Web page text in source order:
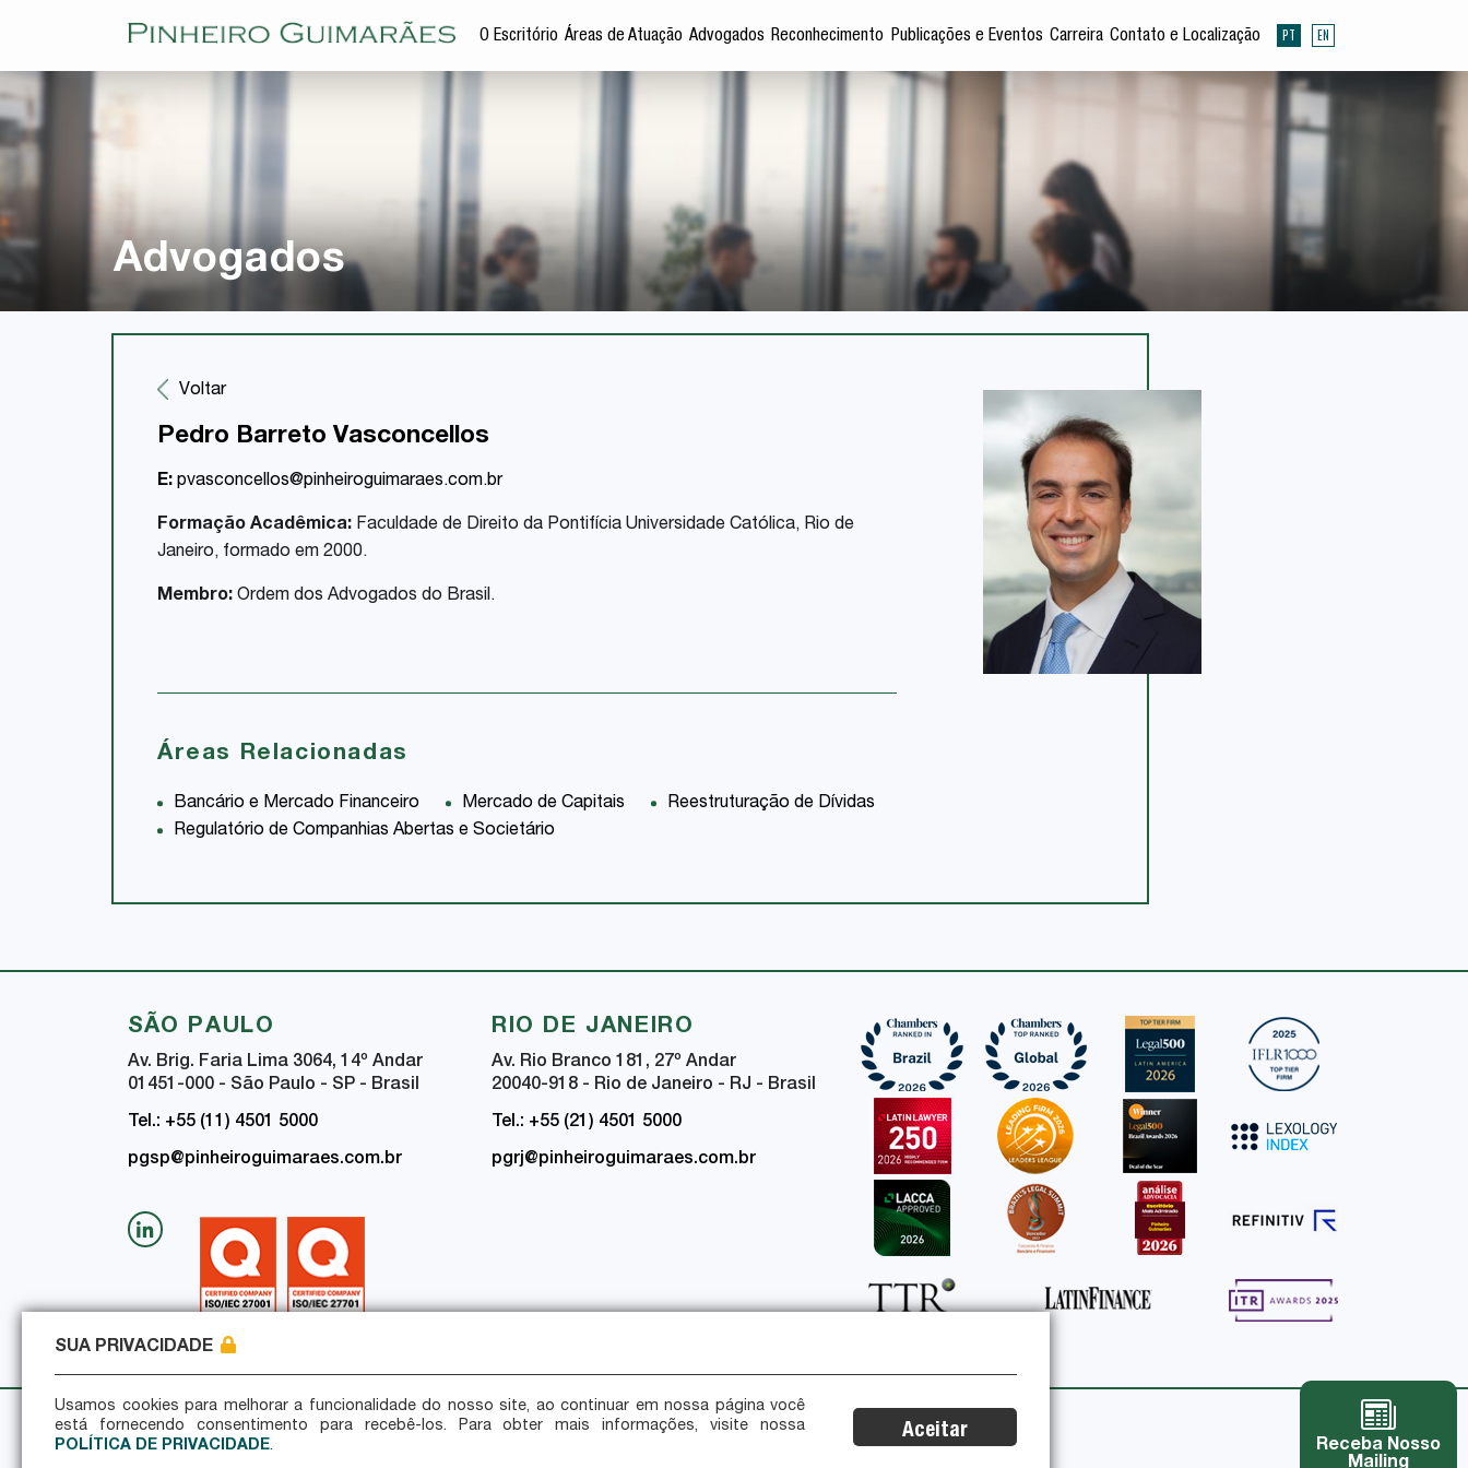
O Escritório Áreas de Atuação Advogados Reconhecimento Publicações e Eventos Carreira Contato e Localização PT EN
Advogados
Voltar
Pedro Barreto Vasconcellos
E: pvasconcellos@pinheiroguimaraes.com.br
Formação Acadêmica: Faculdade de Direito da Pontifícia Universidade Católica, Rio de
Janeiro, formado em 2000.
Membro: Ordem dos Advogados do Brasil.
Áreas Relacionadas
Bancário e Mercado Financeiro Mercado de Capitais
Reestruturação de Dívidas
Regulatório de Companhias Abertas e Societário
SÃO PAULO
Av. Brig. Faria Lima 3064, 14º Andar
01451-000 - São Paulo - SP - Brasil
Tel.: +55 (11) 4501 5000
pgsp@pinheiroguimaraes.com.br
RIO DE JANEIRO
Av. Rio Branco 181, 27º Andar
20040-918 - Rio de Janeiro - RJ - Brasil
Tel.: +55 (21) 4501 5000
pgrj@pinheiroguimaraes.com.br
Política de Privacidade Política de Segurança da Informação Certificações de Segurança e Privacidade
Receba Nosso
Mailing
SUA PRIVACIDADE
Usamos cookies para melhorar a funcionalidade do nosso site, ao continuar em nossa página você
está fornecendo consentimento para recebê-los. Para obter mais informações, visite nossa
POLÍTICA DE PRIVACIDADE.
Aceitar